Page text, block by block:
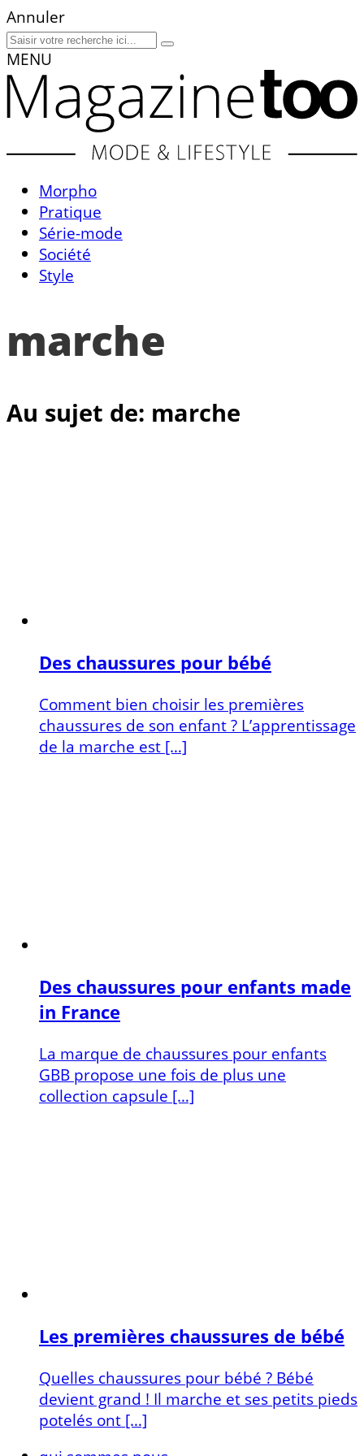
Annuler
MENU
Morpho
Pratique
Série-mode
Société
Style
marche
Au sujet de: marche
Des chaussures pour bébé
Comment bien choisir les premières
chaussures de son enfant ? L’apprentissage
de la marche est […]
Des chaussures pour enfants made
in France
La marque de chaussures pour enfants
GBB propose une fois de plus une
collection capsule […]
Les premières chaussures de bébé
Quelles chaussures pour bébé ? Bébé
devient grand ! Il marche et ses petits pieds
potelés ont […]